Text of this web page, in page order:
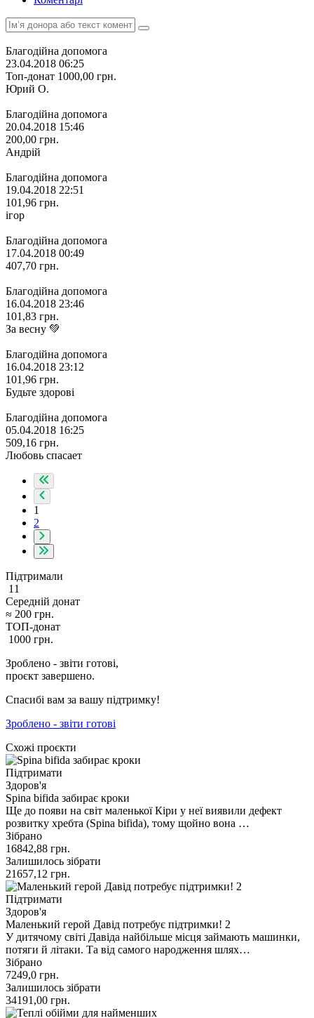
Благодійна допомога
23.04.2018 06:25
Топ-донат 1000,00 грн.
Юрий О.
Благодійна допомога
20.04.2018 15:46
200,00 грн.
Андрій
Благодійна допомога
19.04.2018 22:51
101,96 грн.
ігор
Благодійна допомога
17.04.2018 00:49
407,70 грн.
Благодійна допомога
16.04.2018 23:46
101,83 грн.
За весну 💚
Благодійна допомога
16.04.2018 23:12
101,96 грн.
Будьте здорові
Благодійна допомога
05.04.2018 16:25
509,16 грн.
Любовь спасает
1
2
Підтримали
11
Середній донат
≈ 200 грн.
ТОП-донат
1000 грн.
Зроблено - звіти готові,
проєкт завершено.
Спасибі вам за вашу підтримку!
Зроблено - звіти готові
Схожі проєкти
Підтримати
Здоров'я
Spina bifida забирає кроки
Ще до появи на світ маленької Кіри у неї виявили дефект
розвитку хребта (Spina bifida), тому щойно вона …
Зібрано
16842,88 грн.
Залишилось зібрати
21657,12 грн.
Підтримати
Здоров'я
Маленький герой Давід потребує підтримки! 2
У дитячому світі Давіда найбільше місця займають машинки,
потяги й літаки. Та від самого народження шлях…
Зібрано
7249,0 грн.
Залишилось зібрати
34191,00 грн.